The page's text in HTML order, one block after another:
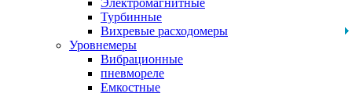
Электромагнитные
Турбинные
Вихревые расходомеры
Уровнемеры
Вибрационные
пневмореле
Емкостные